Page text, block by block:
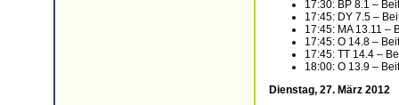
17:30: BP 8.1 –
17:45: DY 7.5 –
17:45: MA 13.11 –
17:45: O 14.8 –
17:45: TT 14.4 –
18:00: O 13.9 –
Dienstag, 27. März 2012